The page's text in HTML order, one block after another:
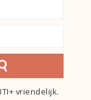
vriendelijk.